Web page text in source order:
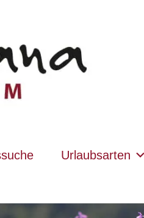
Urlaubsarten